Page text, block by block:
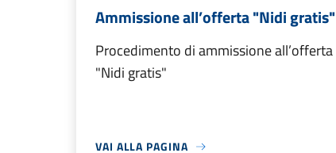
Ammissione all’offerta "Nidi gratis"
Procedimento di ammissione all’offerta
"Nidi gratis"
VAI ALLA PAGINA